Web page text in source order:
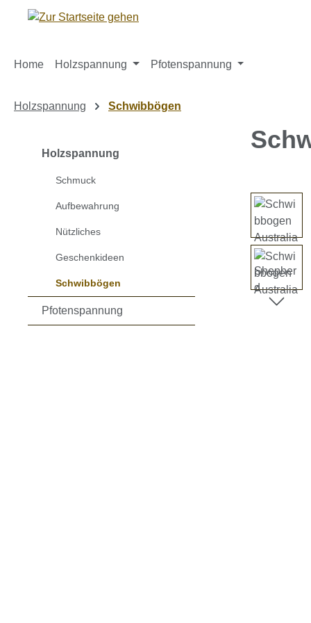
Hauptinhalt springen
Zur Suche springen
Zur Hauptnavigation springen
Home Holzspannung Pfotenspannung
Holzspannung Schwibbögen
Holzspannung
Schmuck
Aufbewahrung
Nützliches
Geschenkideen
Schwibbögen
Pfotenspannung